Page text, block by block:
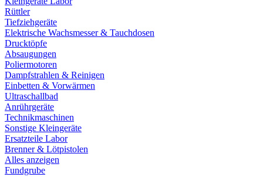
Rüttler
Tiefziehgeräte
Elektrische Wachsmesser & Tauchdosen
Drucktöpfe
Absaugungen
Poliermotoren
Dampfstrahlen & Reinigen
Einbetten & Vorwärmen
Ultraschallbad
Anrührgeräte
Technikmaschinen
Sonstige Kleingeräte
Ersatzteile Labor
Brenner & Lötpistolen
Alles anzeigen
Fundgrube